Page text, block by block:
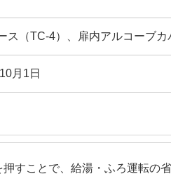
ス（TC-4）、扉内アルコーブ
月1日
すことで、給湯・ふろ運転の